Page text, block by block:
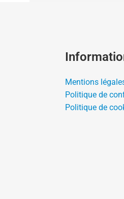
Mentions
Politique de
Politique de